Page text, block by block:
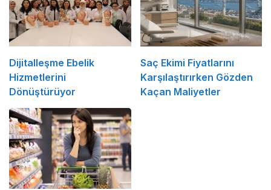
Dijitalleşme Ebelik
Hizmetlerini
Dönüştürüyor
Saç Ekimi Fiyatlarını
Karşılaştırırken Gözden
Kaçan Maliyetler